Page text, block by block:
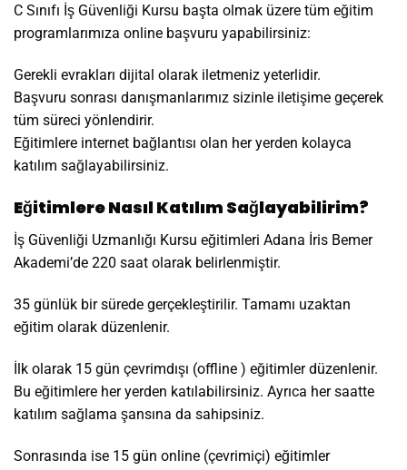
C Sınıfı İş Güvenliği Kursu başta olmak üzere tüm eğitim
programlarımıza online başvuru yapabilirsiniz:
Gerekli evrakları dijital olarak iletmeniz yeterlidir.
Başvuru sonrası danışmanlarımız sizinle iletişime geçerek
tüm süreci yönlendirir.
Eğitimlere internet bağlantısı olan her yerden kolayca
katılım sağlayabilirsiniz.
Eğitimlere Nasıl Katılım Sağlayabilirim?
İş Güvenliği Uzmanlığı Kursu eğitimleri Adana İris Bemer
Akademi’de 220 saat olarak belirlenmiştir.
35 günlük bir sürede gerçekleştirilir. Tamamı uzaktan
eğitim olarak düzenlenir.
İlk olarak 15 gün çevrimdışı (offline ) eğitimler düzenlenir.
Bu eğitimlere her yerden katılabilirsiniz. Ayrıca her saatte
katılım sağlama şansına da sahipsiniz.
Sonrasında ise 15 gün online (çevrimiçi) eğitimler